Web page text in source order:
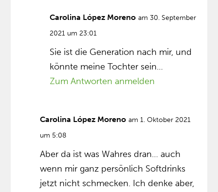
Carolina López Moreno am 30. September
2021 um 23:01
Sie ist die Generation nach mir, und
könnte meine Tochter sein…
Zum Antworten anmelden
Carolina López Moreno am 1. Oktober 2021
um 5:08
Aber da ist was Wahres dran… auch
wenn mir ganz persönlich Softdrinks
jetzt nicht schmecken. Ich denke aber,